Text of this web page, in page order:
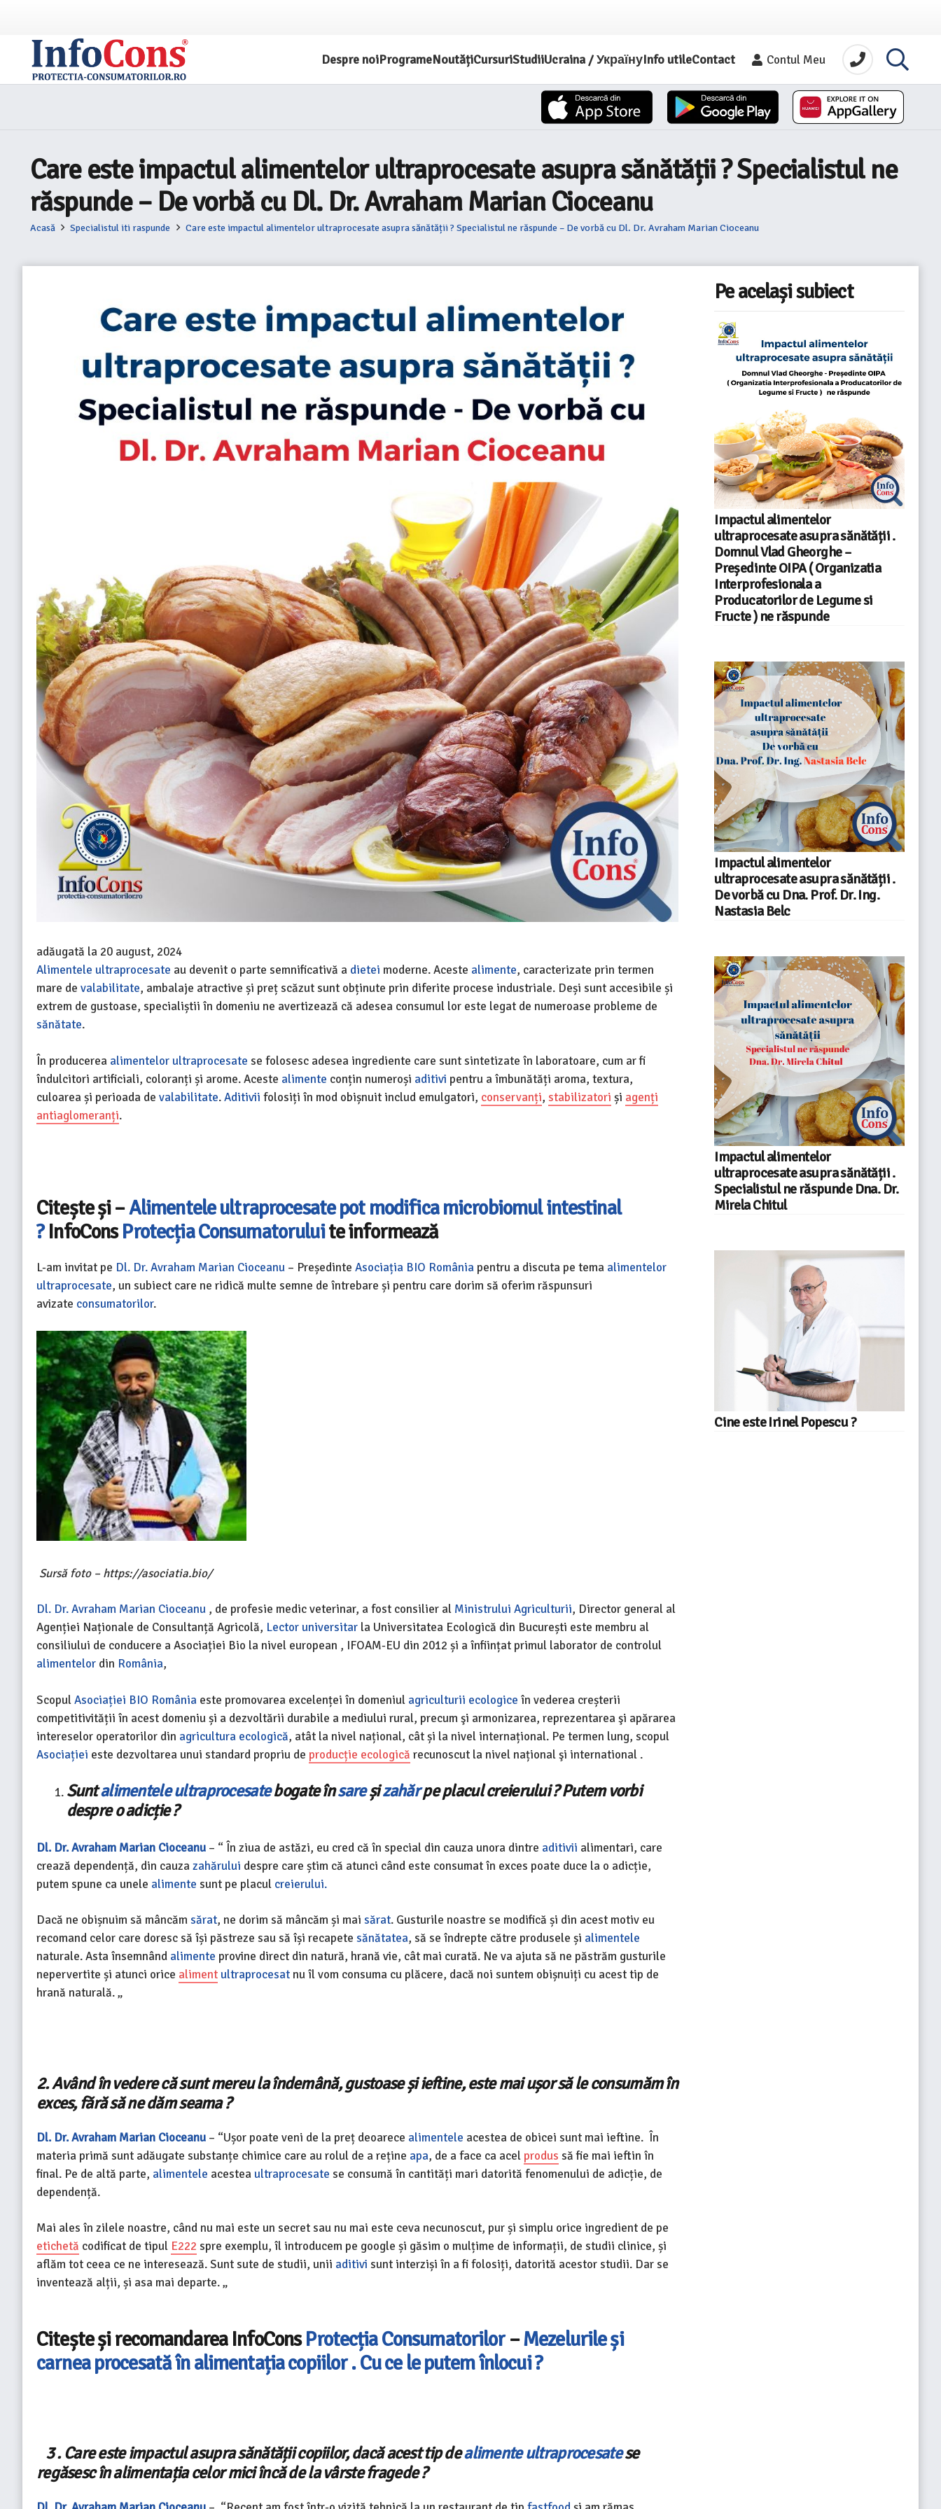
Despre noiProgrameNoutățiCursuriStudiiUcraina / УкраїнуInfo utileContact Contul Meu
Care este impactul alimentelor ultraprocesate asupra sănătății ? Specialistul ne
răspunde – De vorbă cu Dl. Dr. Avraham Marian Cioceanu
Acasă Specialistul iti raspunde Care este impactul alimentelor ultraprocesate asupra sănătății ? Specialistul ne răspunde – De vorbă cu Dl. Dr. Avraham Marian Cioceanu
adăugată la 20 august, 2024
Alimentele ultraprocesate au devenit o parte semnificativă a dietei moderne. Aceste alimente, caracterizate prin termen
mare de valabilitate, ambalaje atractive și preț scăzut sunt obținute prin diferite procese industriale. Deși sunt accesibile și
extrem de gustoase, specialiștii în domeniu ne avertizează că adesea consumul lor este legat de numeroase probleme de
sănătate.
În producerea alimentelor ultraprocesate se folosesc adesea ingrediente care sunt sintetizate în laboratoare, cum ar fi
îndulcitori artificiali, coloranți și arome. Aceste alimente conțin numeroși aditivi pentru a îmbunătăți aroma, textura,
culoarea și perioada de valabilitate.Aditivii folosiți în mod obișnuit includ emulgatori, conservanți, stabilizatori și agenți
antiaglomeranți.
Citește și –Alimentele ultraprocesate pot modifica microbiomul intestinal
?InfoConsProtecția Consumatoruluite informează
L-am invitat pe Dl. Dr. Avraham Marian Cioceanu – Președinte Asociația BIO România pentru a discuta pe tema alimentelor
ultraprocesate, un subiect care ne ridică multe semne de întrebare și pentru care dorim să oferim răspunsuri
avizate consumatorilor.
Sursă foto – https://asociatia.bio/
Dl. Dr. Avraham Marian Cioceanu , de profesie medic veterinar, a fost consilier al Ministrului Agriculturii, Director general al
Agenției Naționale de Consultanță Agricolă, Lector universitar la Universitatea Ecologică din București este membru al
consiliului de conducere a Asociației Bio la nivel european , IFOAM-EU din 2012 și a înființat primul laborator de controlul
alimentelor din România,
ScopulAsociației BIO România este promovarea excelenței în domeniul agriculturii ecologice în vederea creșterii
competitivității în acest domeniu și a dezvoltării durabile a mediului rural, precum şi armonizarea, reprezentarea şi apărarea
intereselor operatorilor din agricultura ecologică, atât la nivel național, cât și la nivel internațional. Pe termen lung, scopul
Asociației este dezvoltarea unui standard propriu de producție ecologică recunoscut la nivel național şi international .
Suntalimentele ultraprocesatebogate însareșizahărpe placul creierului ? Putem vorbi
despre o adicție ?
Dl. Dr. Avraham Marian Cioceanu – “ În ziua de astăzi, eu cred că în special din cauza unora dintre aditivii alimentari, care
crează dependență, din cauza zahărului despre care știm că atunci când este consumat în exces poate duce la o adicție,
putem spune ca unele alimente sunt pe placul creierului.
Dacă ne obișnuim să mâncăm sărat, ne dorim să mâncăm și mai sărat. Gusturile noastre se modifică și din acest motiv eu
recomand celor care doresc să își păstreze sau să își recapete sănătatea, să se îndrepte către produsele și alimentele
naturale. Asta însemnând alimente provine direct din natură, hrană vie, cât mai curată. Ne va ajuta să ne păstrăm gusturile
nepervertite și atunci orice alimentultraprocesat nu îl vom consuma cu plăcere, dacă noi suntem obișnuiți cu acest tip de
hrană naturală. „
2. Având în vedere că sunt mereu la îndemână, gustoase și ieftine, este mai ușor să le consumăm în
exces, fără să ne dăm seama ?
Dl. Dr. Avraham Marian Cioceanu – “Ușor poate veni de la preț deoarece alimentele acestea de obicei sunt mai ieftine. În
materia primă sunt adăugate substanțe chimice care au rolul de a reține apa, de a face ca acel produs să fie mai ieftin în
final. Pe de altă parte, alimentele acestea ultraprocesate se consumă în cantități mari datorită fenomenului de adicție, de
dependență.
Mai ales în zilele noastre, când nu mai este un secret sau nu mai este ceva necunoscut, pur și simplu orice ingredient de pe
etichetă codificat de tipul E222 spre exemplu, îl introducem pe google și găsim o mulțime de informații, de studii clinice, și
aflăm tot ceea ce ne interesează. Sunt sute de studii, unii aditivi sunt interziși în a fi folosiți, datorită acestor studii. Dar se
inventează alții, și asa mai departe. „
Citește și recomandarea InfoConsProtecția Consumatorilor–Mezelurile și
carnea procesată în alimentația copiilor . Cu ce le putem înlocui ?
3 . Care este impactul asupra sănătății copiilor, dacă acest tip dealimente ultraprocesatese
regăsesc în alimentația celor mici încă de la vârste fragede ?
Pe același subiect
Impactul alimentelor
ultraprocesate asupra sănătății .
Domnul Vlad Gheorghe –
Președinte OIPA ( Organizatia
Interprofesionala a
Producatorilor de Legume si
Fructe ) ne răspunde
Impactul alimentelor
ultraprocesate asupra sănătății .
De vorbă cu Dna. Prof. Dr. Ing.
Nastasia Belc
Impactul alimentelor
ultraprocesate asupra sănătății .
Specialistul ne răspunde Dna. Dr.
Mirela Chitul
Cine este Irinel Popescu ?